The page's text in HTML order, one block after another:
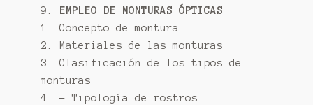
9.
EMPLEO DE MONTURAS ÓPTICAS
1. Concepto de montura
2. Materiales de las monturas
3. Clasificación de los tipos de
monturas
4. – Tipología de rostros